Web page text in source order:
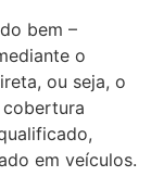
bem –
o
ou seja, o
em veículos.